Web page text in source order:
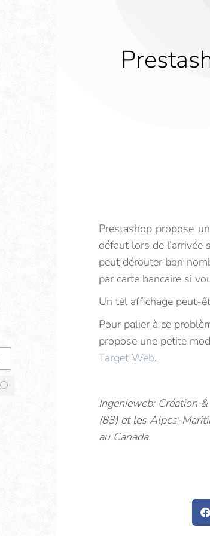
Prestashop propose
défaut lors de
peut dérouter bon
par carte bancaire si
Un tel affichage peut-
Pour palier à ce
propose une petite
Target Web.
Ingenieweb: Création
(83) et les Alpes-
au Canada.